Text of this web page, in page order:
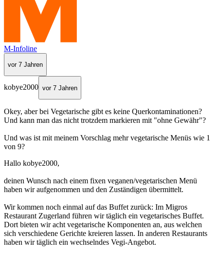
M-Infoline
vor 7 Jahren
kobye2000 vor 7 Jahren
Okey, aber bei Vegetarische gibt es keine Querkontaminationen?
Und kann man das nicht trotzdem markieren mit "ohne Gewähr"?
Und was ist mit meinem Vorschlag mehr vegetarische Menüs wie 1
von 9?
Hallo kobye2000,
deinen Wunsch nach einem fixen veganen/vegetarischen Menü
haben wir aufgenommen und den Zuständigen übermittelt.
Wir kommen noch einmal auf das Buffet zurück: Im Migros
Restaurant Zugerland führen wir täglich ein vegetarisches Buffet.
Dort bieten wir acht vegetarische Komponenten an, aus welchen
sich verschiedene Gerichte kreieren lassen. In anderen Restaurants
haben wir täglich ein wechselndes Vegi-Angebot.